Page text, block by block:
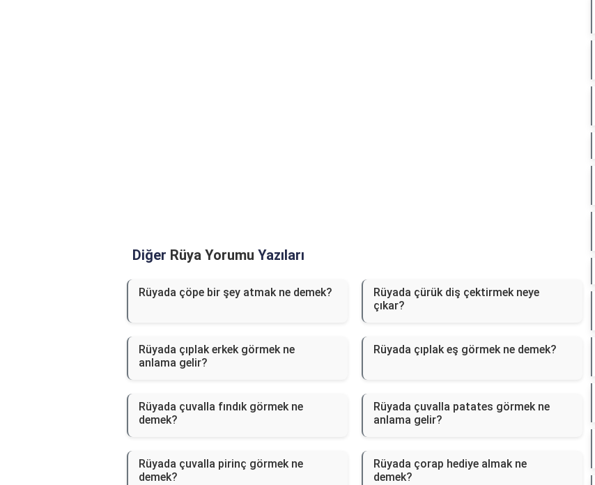
Diğer Rüya Yorumu Yazıları
Rüyada çöpe bir şey atmak ne demek?
Rüyada çürük diş çektirmek neye
çıkar?
Rüyada çıplak erkek görmek ne
anlama gelir?
Rüyada çıplak eş görmek ne demek?
Rüyada çuvalla fındık görmek ne
demek?
Rüyada çuvalla patates görmek ne
anlama gelir?
Rüyada çuvalla pirinç görmek ne
demek?
Rüyada çorap hediye almak ne
demek?